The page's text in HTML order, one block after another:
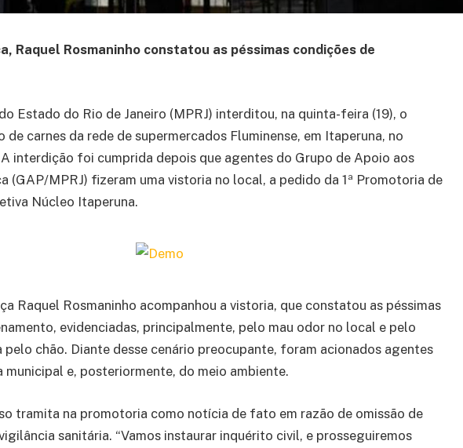
Raquel Rosmaninho constatou as péssimas condições de
Estado do Rio de Janeiro (MPRJ) interditou, na quinta-feira (19), o
carnes da rede de supermercados Fluminense, em Itaperuna, no
interdição foi cumprida depois que agentes do Grupo de Apoio aos
(GAP/MPRJ) fizeram uma vistoria no local, a pedido da 1ª Promotoria de
Núcleo Itaperuna.
Raquel Rosmaninho acompanhou a vistoria, que constatou as péssimas
evidenciadas, principalmente, pelo mau odor no local e pelo
pelo chão. Diante desse cenário preocupante, foram acionados agentes
municipal e, posteriormente, do meio ambiente.
tramita na promotoria como notícia de fato em razão de omissão de
sanitária. “Vamos instaurar inquérito civil, e prosseguiremos